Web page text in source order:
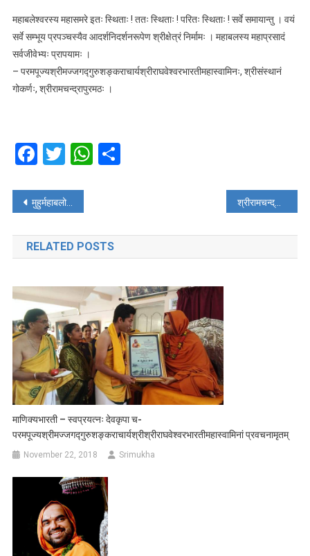
महाबलः
महाबलेश्वरस्य महासमरे इतः स्थिताः ! ततः स्थिताः ! परितः स्थिताः ! सर्वे समायान्तु । वयं
सर्वे सम्भूय प्रपञ्चस्यैव आदर्शनिदर्शनरूपेण श्रीक्षेत्रं निर्मामः । महाबलस्य महाप्रसादं
सर्वजीवेभ्यः प्रापयामः ।
– परमपूज्यश्रीमज्जगद्गुरुशङ्कराचार्यश्रीराघवेश्वरभारतीमहास्वामिनः, श्रीसंस्थानं
गोकर्णः, श्रीरामचन्द्रापुरमठः ।
Facebook
TwitterWhatsApp
Share
Post
navigation
मुहुर्महाबलो मठस्य – सर्वोच्चन्यायालयस्य आदेशम् अन्वतिष्ठत् कर्नाटकसर्वकार: – श्रीहालप्पमहोदयेन हस्तान्तरप्रक्रिया
RELATED POSTS
माणिक्यभारती – स्वप्रयत्नः देवकृपा च-
परमपूज्यश्रीमज्जगद्गुरुशङ्कराचार्यश्रीश्रीराघवेश्वरभारतीमहास्वामिनां प्रवचनामृतम्
November 22, 2018 Srimukha